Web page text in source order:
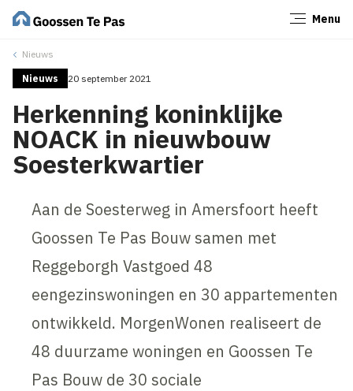
Menu
Nieuws
Nieuws 20 september 2021
Herkenning koninklijke
NOACK in nieuwbouw
Soesterkwartier
Aan de Soesterweg in Amersfoort heeft
Goossen Te Pas Bouw samen met
Reggeborgh Vastgoed 48
eengezinswoningen en 30 appartementen
ontwikkeld. MorgenWonen realiseert de
48 duurzame woningen en Goossen Te
Pas Bouw de 30 sociale
Sluiten